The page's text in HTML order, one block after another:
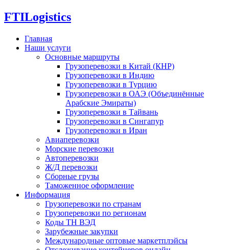
FTILogistics
Главная
Наши услуги
Основные маршруты
Грузоперевозки в Китай (КНР)
Грузоперевозки в Индию
Грузоперевозки в Турцию
Грузоперевозки в ОАЭ (Объединённые
Арабские Эмираты)
Грузоперевозки в Тайвань
Грузоперевозки в Сингапур
Грузоперевозки в Иран
Авиаперевозки
Морские перевозки
Автоперевозки
Ж/Д перевозки
Сборные грузы
Таможенное оформление
Информация
Грузоперевозки по странам
Грузоперевозки по регионам
Коды ТН ВЭД
Зарубежные закупки
Международные оптовые маркетплэйсы